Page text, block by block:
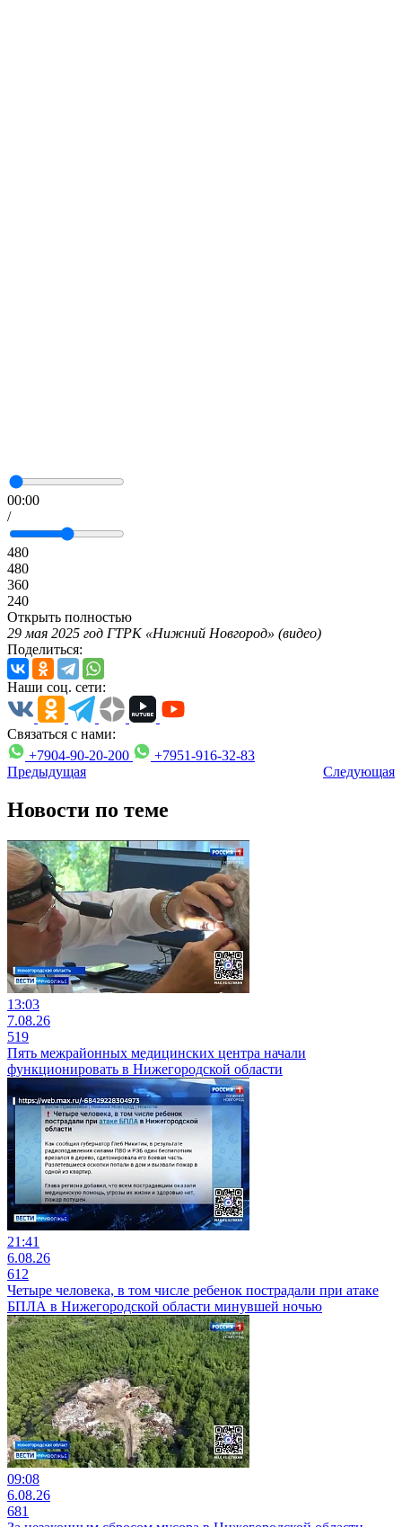
00:00
/
480
480
360
240
Открыть полностью
29 мая 2025 год ГТРК «Нижний Новгород» (видео)
Поделиться:
Наши соц. сети:
Связаться с нами:
+7904-90-20-200
+7951-916-32-83
Предыдущая
Следующая
Новости по теме
13:03
7.08.26
519
Пять межрайонных медицинских центра начали
функционировать в Нижегородской области
21:41
6.08.26
612
Четыре человека, в том числе ребенок пострадали при атаке
БПЛА в Нижегородской области минувшей ночью
09:08
6.08.26
681